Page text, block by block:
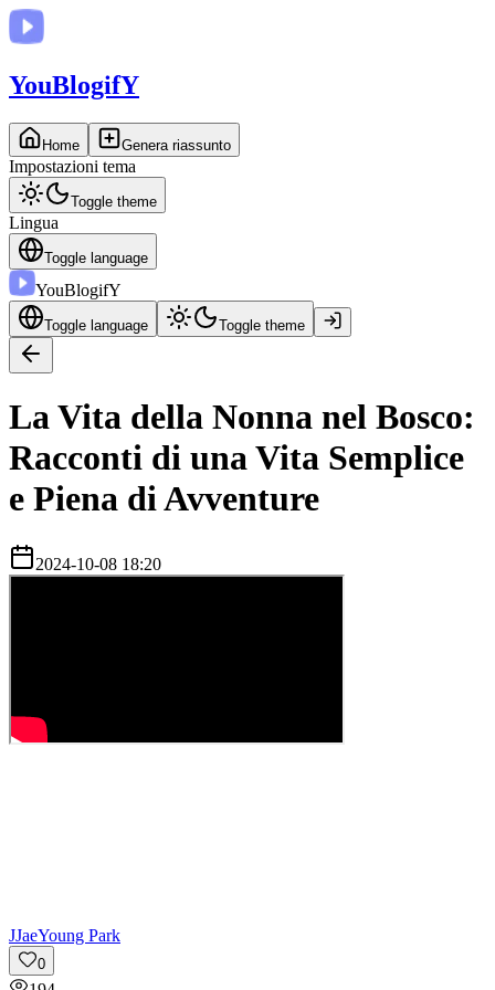
YouBlogifY
Home Genera riassunto
Impostazioni tema
Toggle theme
Lingua
Toggle language
YouBlogifY
Toggle language Toggle theme
La Vita della Nonna nel Bosco:
Racconti di una Vita Semplice
e Piena di Avventure
2024-10-08 18:20
JJaeYoung Park
0